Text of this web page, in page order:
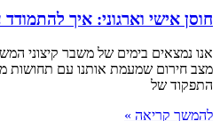
חוסן אישי וארגוני: איך
אנו נמצאים בימים של משבר קיצוני
מצב חירום שמעמת אותנו עם תחושות
התפקוד של
להמשך קריאה »